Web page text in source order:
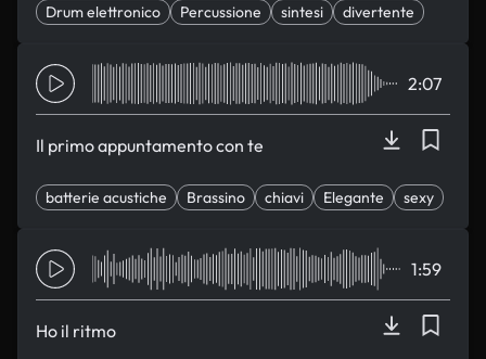
Drum elettronico Percussione sintesi
divertente
Il primo appuntamento con te
2:07
batterie acustiche Brassino chiavi Elegante sexy
Ho il ritmo
1:59